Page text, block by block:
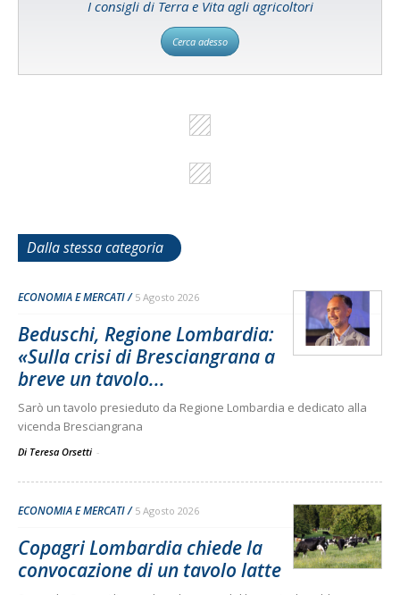
I consigli di Terra e Vita agli agricoltori
Cerca adesso
Dalla stessa categoria
ECONOMIA E MERCATI 5 Agosto 2026
Beduschi, Regione Lombardia:
«Sulla crisi di Bresciangrana a
breve un tavolo...
Sarò un tavolo presieduto da Regione Lombardia e dedicato alla
vicenda Bresciangrana
Di Teresa Orsetti -
ECONOMIA E MERCATI 5 Agosto 2026
Copagri Lombardia chiede la
convocazione di un tavolo latte